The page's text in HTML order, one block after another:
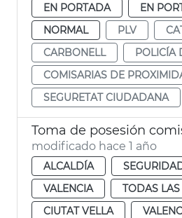
EN PORTADA
EN
NORMAL
PLV
CARBONELL
POLICÍA
COMISARIAS DE
SEGURETAT CIUDADANA
Toma de posesión
modificado hace 1 año
ALCALDÍA
VALENCIA
TODAS
CIUTAT VELLA